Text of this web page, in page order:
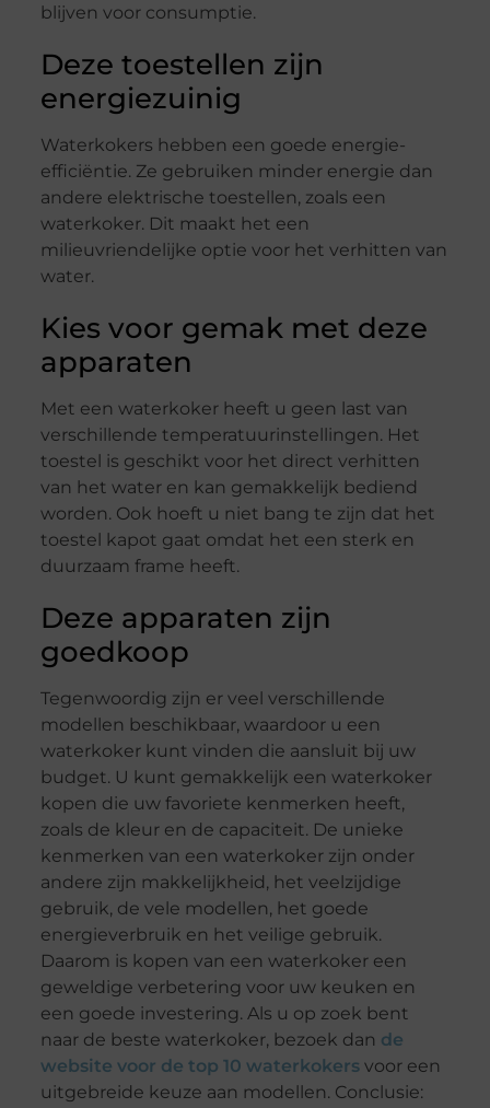
blijven voor consumptie.
Deze toestellen zijn
energiezuinig
Waterkokers hebben een goede energie-
efficiëntie. Ze gebruiken minder energie dan
andere elektrische toestellen, zoals een
waterkoker. Dit maakt het een
milieuvriendelijke optie voor het verhitten van
water.
Kies voor gemak met deze
apparaten
Met een waterkoker heeft u geen last van
verschillende temperatuurinstellingen. Het
toestel is geschikt voor het direct verhitten
van het water en kan gemakkelijk bediend
worden. Ook hoeft u niet bang te zijn dat het
toestel kapot gaat omdat het een sterk en
duurzaam frame heeft.
Deze apparaten zijn
goedkoop
Tegenwoordig zijn er veel verschillende
modellen beschikbaar, waardoor u een
waterkoker kunt vinden die aansluit bij uw
budget. U kunt gemakkelijk een waterkoker
kopen die uw favoriete kenmerken heeft,
zoals de kleur en de capaciteit. De unieke
kenmerken van een waterkoker zijn onder
andere zijn makkelijkheid, het veelzijdige
gebruik, de vele modellen, het goede
energieverbruik en het veilige gebruik.
Daarom is kopen van een waterkoker een
geweldige verbetering voor uw keuken en
een goede investering. Als u op zoek bent
naar de beste waterkoker, bezoek dan de
website voor de top 10 waterkokersvoor een
uitgebreide keuze aan modellen. Conclusie: